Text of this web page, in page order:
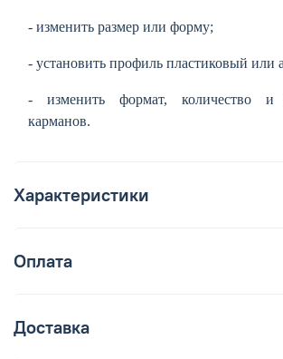
- изменить размер или форму;
- установить профиль пластиковый
- изменить формат, количество и
карманов.
Характеристики
Оплата
Доставка